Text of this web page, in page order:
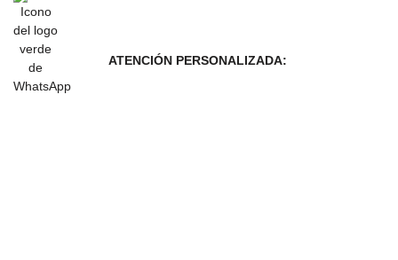
ATENCIÓN PERSONALIZADA: